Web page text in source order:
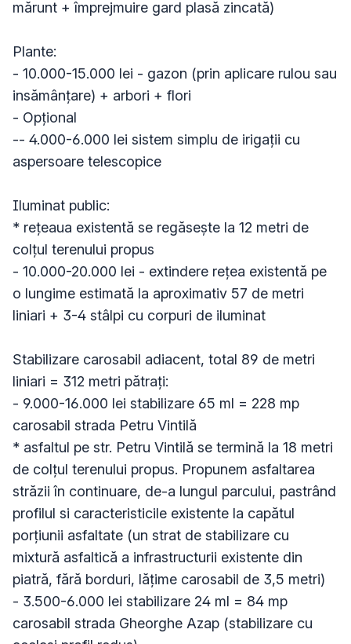
mărunt + împrejmuire gard plasă zincată)
Plante:
- 10.000-15.000 lei - gazon (prin aplicare rulou sau
insămânțare) + arbori + flori
- Opțional
-- 4.000-6.000 lei sistem simplu de irigații cu
aspersoare telescopice
Iluminat public:
* rețeaua existentă se regăsește la 12 metri de
colțul terenului propus
- 10.000-20.000 lei - extindere rețea existentă pe
o lungime estimată la aproximativ 57 de metri
liniari + 3-4 stâlpi cu corpuri de iluminat
Stabilizare carosabil adiacent, total 89 de metri
liniari = 312 metri pătrați:
- 9.000-16.000 lei stabilizare 65 ml = 228 mp
carosabil strada Petru Vintilă
* asfaltul pe str. Petru Vintilă se termină la 18 metri
de colțul terenului propus. Propunem asfaltarea
străzii în continuare, de-a lungul parcului, pastrând
profilul si caracteristicile existente la capătul
porțiunii asfaltate (un strat de stabilizare cu
mixtură asfaltică a infrastructurii existente din
piatră, fără borduri, lățime carosabil de 3,5 metri)
- 3.500-6.000 lei stabilizare 24 ml = 84 mp
carosabil strada Gheorghe Azap (stabilizare cu